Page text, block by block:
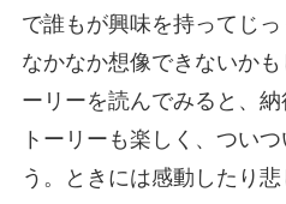
で誰もが興味を持ってじっ
なかなか想像できないか
ーリーを読んでみると、
トーリーも楽しく、つい
う。ときには感動したり